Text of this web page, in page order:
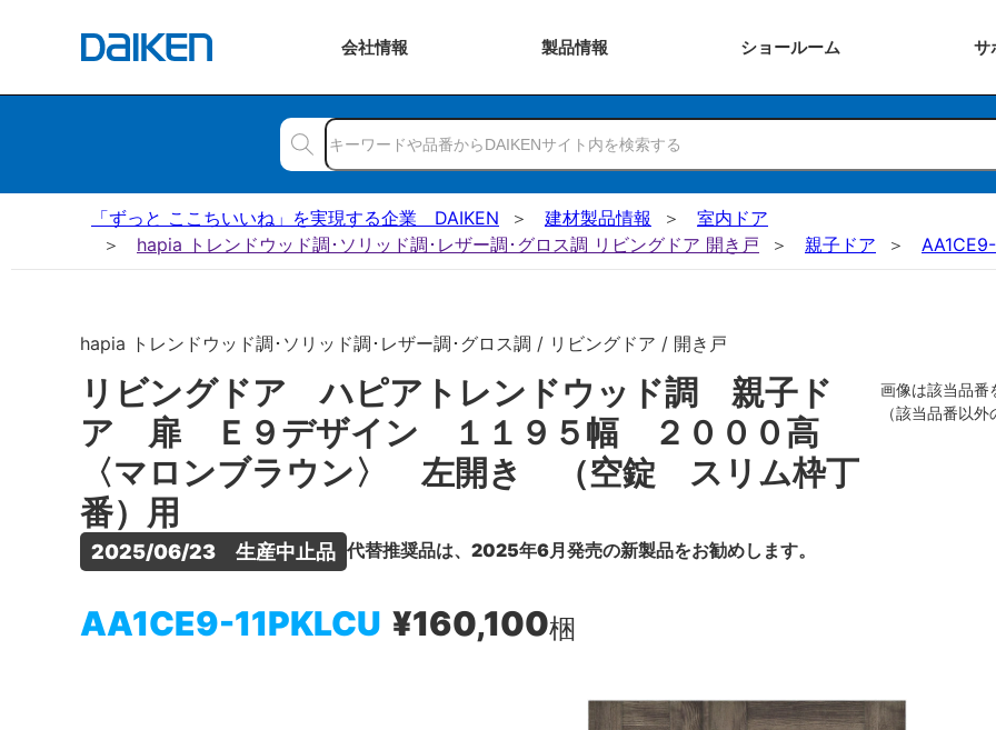
会社情報 製品情報 ショールーム サ
「ずっと ここちいいね」を実現する企業 DAIKEN 建材製品情報
室内ドア
hapia トレンドウッド調･ソリッド調･レザー調･グロス調 リビングドア 開き戸
親子ドア
hapia トレンドウッド調･ソリッド調･レザー調･グロス調 / リビングドア / 開き戸
リビングドア ハピアトレンドウッド調 親子ド
ア 扉 Ｅ９デザイン １１９５幅 ２０００高
〈マロンブラウン〉 左開き （空錠 スリム枠丁
番）用
2025/06/23　生産中止品 代替推奨品は、2025年6月発売の新製品をお勧めします。
AA1CE9-11PKLCU ¥160,100梱
画像は該当品番
（該当品番以